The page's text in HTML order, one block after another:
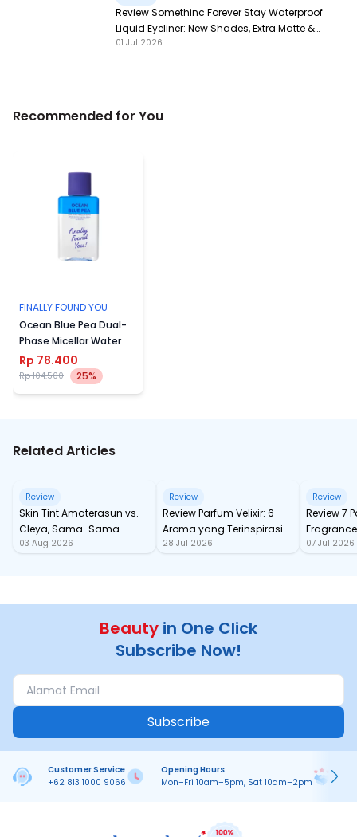
Review Somethinc Forever Stay Waterproof
Liquid Eyeliner: New Shades, Extra Matte &
Super Pigmented!
01 Jul 2026
Recommended for You
FINALLY FOUND YOU
Ocean Blue Pea Dual-
Phase Micellar Water
Rp 78.400
Rp 104.500 25%
Related Articles
Review
Skin Tint Amaterasun vs.
Cleya, Sama-Sama
dengan SPF, Mana yang
03 Aug 2026
Review
Review Parfum Velixir: 6
Aroma yang Terinspirasi
dari Karakter Mitologi
28 Jul 2026
Review
Review 7
tahan
07 Jul 2026
Beauty in One Click
Subscribe Now!
Subscribe
Customer Service
+62 813 1000 9066
Opening Hours
Mon–Fri 10am–5pm, Sat 10am–2pm